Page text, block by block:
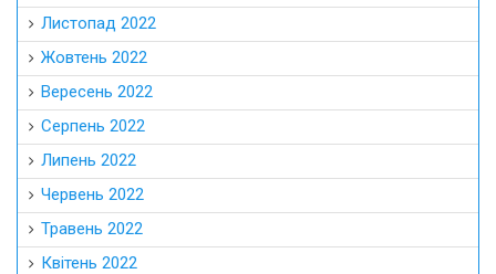
Листопад 2022
Жовтень 2022
Вересень 2022
Серпень 2022
Липень 2022
Червень 2022
Травень 2022
Квітень 2022